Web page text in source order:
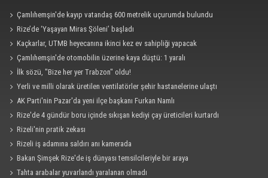
Çamlıhemşin'de kayıp vatandaş 600 metrelik uçurumda bulundu
Rize’de ‘Yaşayan Miras Şöleni’ başladı
Kaçkarlar, UTMB heyecanına ikinci kez ev sahipliği yapacak
Çamlıhemşin'de otomobilin üzerine kaya düştü: 1 yaralı
İlk sözü, "Bize her yer Trabzon" oldu!
Yerli ve milli olarak üretilen ventilatörler şehir hastanelerine ulaştı
AK Parti'nin Pazar'da yeni ilçe başkanı Furkan Namlı
Rize'de 4 gündür boru içinde sıkışan kediyi çay üreticileri kurtardı
Rizeli'nin pratik zekası
Rizeli iş adamına saldırı anı kamerada
Bakan Şimşek Rize'de iş dünyası temsilcileriyle bir araya
Tahta arabalar yuvarlandı yaralanan olmadı